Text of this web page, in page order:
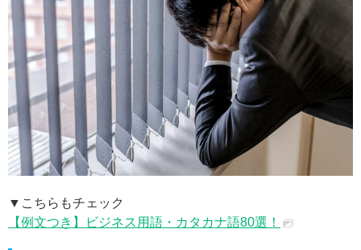
▼こちらもチェック
【例文つき】ビジネス用語・カタカナ語80選！